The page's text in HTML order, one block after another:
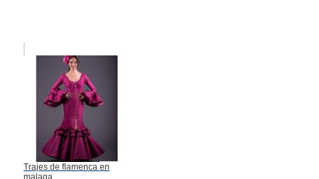
Trajes de flamenca en
malaga